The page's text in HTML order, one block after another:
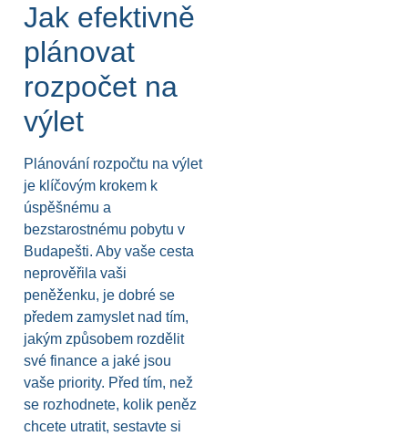
Jak efektivně
plánovat
rozpočet na
výlet
Plánování rozpočtu na výlet
je klíčovým krokem k
úspěšnému a
bezstarostnému pobytu v
Budapešti. Aby vaše cesta
neprověřila vaši
peněženku, je dobré se
předem zamyslet nad tím,
jakým způsobem rozdělit
své finance a jaké jsou
vaše priority. Před tím, než
se rozhodnete, kolik peněz
chcete utratit, sestavte si